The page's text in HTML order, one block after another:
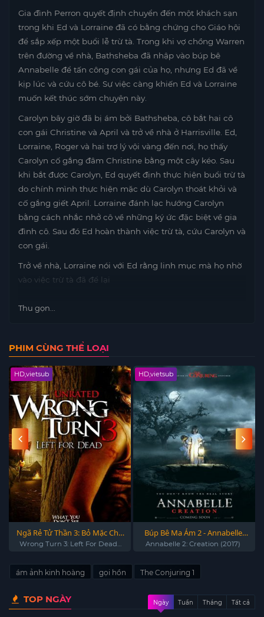
Gia đình Perron quyết định chuyển đến một khách sạn
trong khi Ed và Lorraine đã có bằng chứng cho Giáo hội
để sắp xếp một buổi lễ trừ tà. Trong khi vợ chồng Warren
trên đường về nhà, Bathsheba đã nhập vào búp bê
Annabelle để tấn công con gái của họ, nhưng Ed đã về
kịp lúc và cứu cô bé. Sự việc càng khiến Ed và Lorraine
muốn kết thúc sớm chuyện này.
Carolyn bây giờ đã bị ám bởi Bathsheba, cô bắt hai cô
con gái Christine và April và trở về nhà ở Harrisville. Ed,
Lorraine, Roger và hai trợ lý vội vàng đến nơi, họ thấy
Carolyn cố gắng đâm Christine bằng một cây kéo. Sau
khi bắt được Carolyn, Ed quyết định thực hiện buổi trừ tà
do chính mình thực hiện mặc dù Carolyn thoát khỏi và
cố gắng giết April. Lorraine đánh lạc hướng Carolyn
bằng cách nhắc nhở cô về những ký ức đặc biệt về gia
đình cô. Sau đó Ed hoàn thành việc trừ tà, cứu Carolyn và
con gái.
Trở về nhà, Lorraine nói với Ed rằng linh mục mà họ nhờ
vào việc trừ tà đã để lại
Thu gọn...
PHIM CÙNG THỂ LOẠI
HD,vietsub
Ngã Rẻ Tử Thần 3: Bỏ Mặc Cho
Chết - Wrong Turn 3: Left For
Wrong Turn 3: Left For Dead
HD,vietsub
Búp Bê Ma Ám 2 - Annabelle:
Tạo vật quỷ dữ - Annabelle 2:
Annabelle 2: Creation (2017)
ám ảnh kinh hoàng gọi hồn The Conjuring 1
TOP NGÀY Ngày Tuần Tháng Tất cả